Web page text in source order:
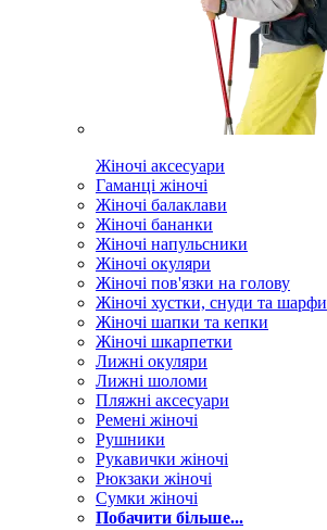
Жіночі аксесуари
Гаманці жіночі
Жіночі балаклави
Жіночі бананки
Жіночі напульсники
Жіночі окуляри
Жіночі пов'язки на голову
Жіночі хустки, снуди та шарфи
Жіночі шапки та кепки
Жіночі шкарпетки
Лижні окуляри
Лижні шоломи
Пляжні аксесуари
Ремені жіночі
Рушники
Рукавички жіночі
Рюкзаки жіночі
Сумки жіночі
Побачити більше...